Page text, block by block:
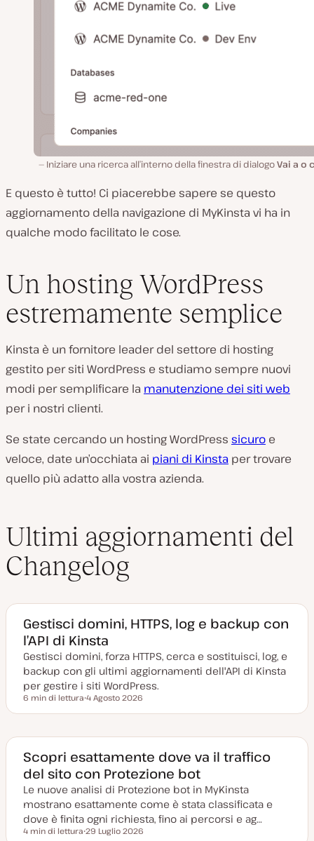
Iniziare una ricerca all’interno della finestra di dialogoVai a o
E questo è tutto! Ci piacerebbe sapere se questo
aggiornamento della navigazione di MyKinsta vi ha in
qualche modo facilitato le cose.
Un hosting WordPress
estremamente semplice
Kinsta è un fornitore leader del settore di hosting
gestito per siti WordPress e studiamo sempre nuovi
modi per semplificare la manutenzione dei siti web
per i nostri clienti.
Se state cercando un hosting WordPress sicuro e
veloce, date un’occhiata ai piani di Kinsta per trovare
quello più adatto alla vostra azienda.
Ultimi aggiornamenti del
Changelog
Gestisci domini, HTTPS, log e backup con
l’API di Kinsta
Gestisci domini, forza HTTPS, cerca e sostituisci, log, e
backup con gli ultimi aggiornamenti dell'API di Kinsta
per gestire i siti WordPress.
Tempo di lettura
6 min di lettura
a
g
i
o
r
a
a
4 Agosto 2026
Scopri esattamente dove va il traffico
del sito con Protezione bot
Le nuove analisi di Protezione bot in MyKinsta
mostrano esattamente come è stata classificata e
dove è finita ogni richiesta, fino ai percorsi e ag…
Tempo di lettura
4 min di lettura 29 Luglio 2026